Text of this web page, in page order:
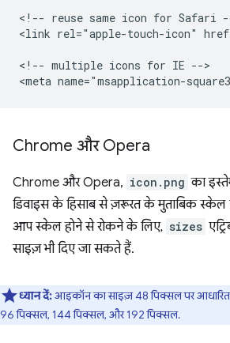
<!-- reuse same icon for Safari
<link rel="apple-touch-icon"
<!-- multiple icons for IE -->
Chrome और Opera
Chrome और Opera, icon.png का
डिवाइस के हिसाब से ज़रूरत के मुताबिक स्केल
आप स्केल होने से रोकने के लिए, sizes
साइज़ भी दिए जा सकते हैं.
ध्यान दें:आइकॉन का साइज़ 48 पिक्सल पर आधारित
96 पिक्सल, 144 पिक्सल, और 192 पिक्सल.